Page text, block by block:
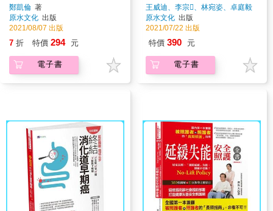
一本甲狀腺結節診治照護完
全解析Q＆A！
鄭凱倫 著
原水文化 出版
2021/08/07 出版
7 折 特價 294 元
電子書
化道早期癌（食道／胃／腸
／黏膜下腫瘤）
王威迪、李宗、林宛姿、卓庭毅
著
原水文化 出版
2021/07/22 出版
特價 390 元
電子書